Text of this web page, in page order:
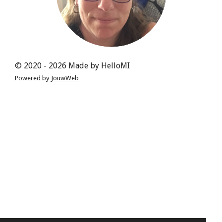
© 2020 - 2026 Made by HelloMI
Powered by JouwWeb